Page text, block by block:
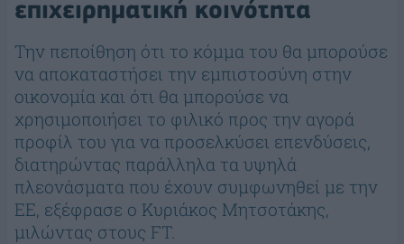
επιχειρηματική κοινότητα
Την πεποίθηση ότι το κόμμα του θα μπορούσε
να αποκαταστήσει την εμπιστοσύνη στην
οικονομία και ότι θα μπορούσε να
χρησιμοποιήσει το φιλικό προς την αγορά
προφίλ του για να προσελκύσει επενδύσεις,
διατηρώντας παράλληλα τα υψηλά
πλεονάσματα που έχουν συμφωνηθεί με την
ΕΕ, εξέφρασε ο Κυριάκος Μητσοτάκης,
μιλώντας στους FT.